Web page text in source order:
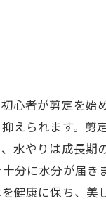
心者が剪定を始
えられます。剪
水やりは成長期
分に水分が届き
健康に保ち、美